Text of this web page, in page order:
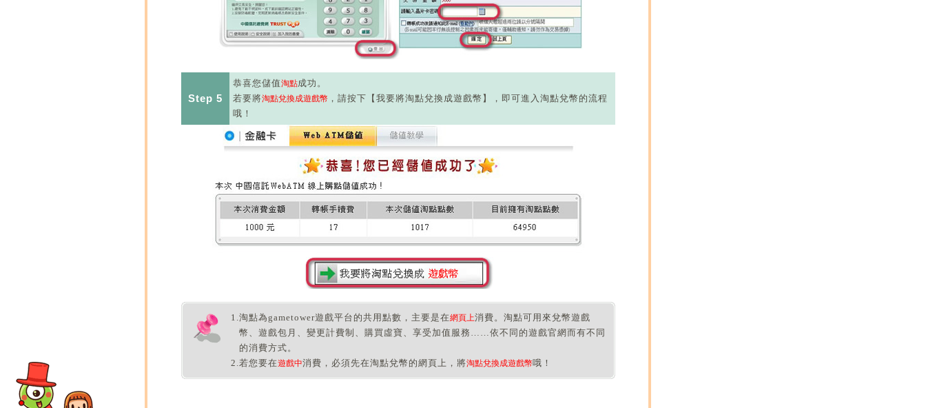
Step 5
恭喜您儲值淘點成功。
若要將淘點兌換成遊戲幣，請按下【我要將淘點兌換成遊戲幣】，即可進入淘點兌幣的流程
哦！
1.淘點為gametower遊戲平台的共用點數，主要是在網頁上消費。淘點可用來兌幣遊戲
幣、遊戲包月、變更計費制、購買虛寶、享受加值服務……依不同的遊戲官網而有不同
的消費方式。
2.若您要在遊戲中消費，必須先在淘點兌幣的網頁上，將淘點兌換成遊戲幣哦！